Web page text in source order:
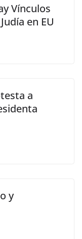
Vínculos
en EU
a
y